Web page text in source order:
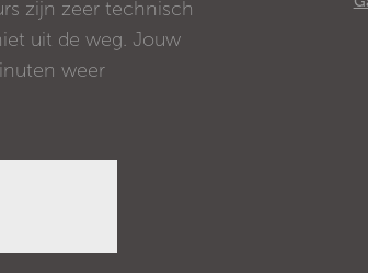
zijn zeer technisch
uit de weg. Jouw
weer